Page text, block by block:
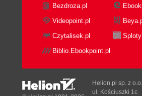
Bezdroza.pl
Videopoint.pl
Czytalisek.pl
Sploty
Biblio.Ebookpoint.pl
Helion.pl sp. z o.o.
ul. Kościuszki 1c